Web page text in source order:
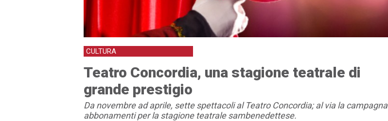
CULTURA
Teatro Concordia, una stagione teatrale di
grande prestigio
Da novembre ad aprile, sette spettacoli al Teatro Concordia; al via la campagna
abbonamenti per la stagione teatrale sambenedettese.